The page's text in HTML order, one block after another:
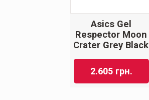
Asics Gel
Respector Moon
Crater Grey Black
2.605 грн.